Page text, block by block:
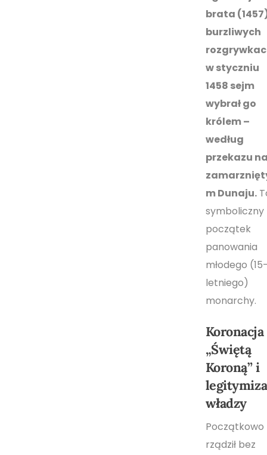
brata
burzliwych
w styczniu
1458 sejm
wybrał go
królem –
według
przekazu
m Dunaju.
symboliczny
początek
panowania
młodego
letniego)
monarchy.
Koronacja
„Świętą
Koroną” i
władzy
Początkowo
rządził bez